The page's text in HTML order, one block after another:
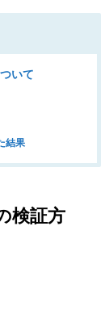
いて
結果
検証方